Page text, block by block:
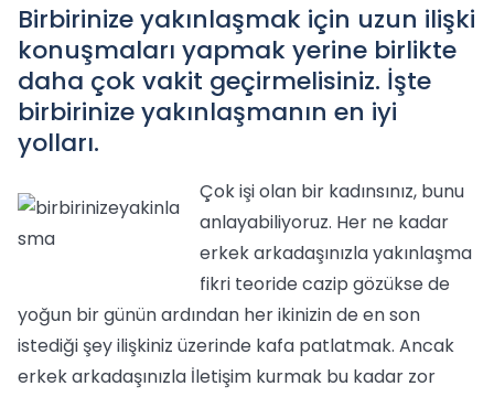
Birbirinize yakınlaşmak için uzun ilişki
konuşmaları yapmak yerine birlikte
daha çok vakit geçirmelisiniz. İşte
birbirinize yakınlaşmanın en iyi
yolları.
Çok işi olan bir kadınsınız, bunu
anlayabiliyoruz. Her ne kadar
erkek arkadaşınızla yakınlaşma
fikri teoride cazip gözükse de
yoğun bir günün ardından her ikinizin de en son
istediği şey ilişkiniz üzerinde kafa patlatmak. Ancak
erkek arkadaşınızla İletişim kurmak bu kadar zor